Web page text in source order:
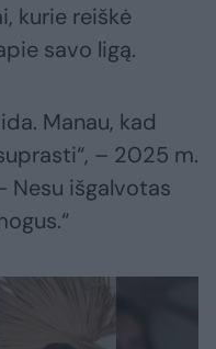
kurie reiškė
savo ligą.
Manau, kad
– 2025 m.
Nesu išgalvotas